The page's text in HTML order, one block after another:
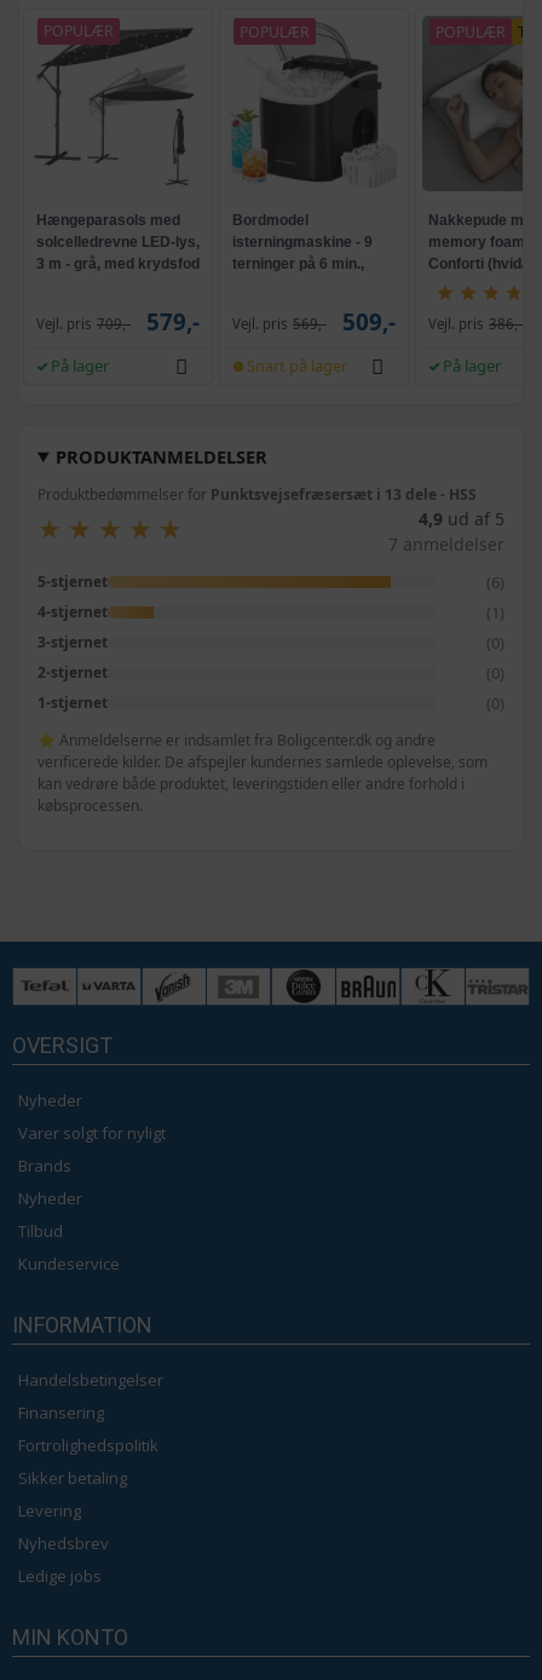
PRODUKTANMELDELSER
Produktbedømmelser for Punktsvejsefræsersæt i 13 dele - HSS
★
★ ★
★ ★
★ ★
★ ★
★ 4,9 ud af 5
7 anmeldelser
5-stjernet (6)
4-stjernet (1)
3-stjernet (0)
2-stjernet (0)
1-stjernet (0)
⭐ Anmeldelserne er indsamlet fra Boligcenter.dk og andre
verificerede kilder. De afspejler kundernes samlede oplevelse, som
kan vedrøre både produktet, leveringstiden eller andre forhold i
købsprocessen.
POPULÆR
Hængeparasols med
solcelledrevne LED-lys,
3 m - grå, med krydsfod
Vejl. pris 709,- 579,-
På lager
POPULÆR
Bordmodel
isterningmaskine - 9
terninger på 6 min.,
Vejl. pris 569,- 509,-
Snart på lager
POPULÆR
Nakkepude med
memory foam -
Conforti (hvid/
Vejl. pris 386,-
På lager
OVERSIGT
Nyheder
Varer solgt for nyligt
Brands
Nyheder
Tilbud
Kundeservice
INFORMATION
Handelsbetingelser
Finansering
Fortrolighedspolitik
Sikker betaling
Levering
Nyhedsbrev
Ledige jobs
MIN KONTO